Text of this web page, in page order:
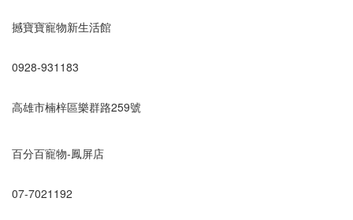
撼寶寶寵物新生活館
0928-931183
高雄市楠梓區樂群路259號
百分百寵物-鳳屏店
07-7021192